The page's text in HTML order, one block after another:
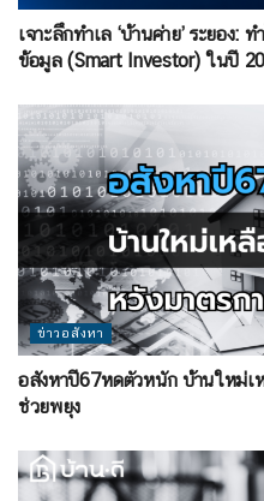
เจาะลึกทำเล ‘บ้านค่าย’ ระยอง:
ข้อมูล (Smart Investor) ในปี
ข่าวอสังหา
อสังหาปี67หดตัวหนัก บ้านใหม่เ
ช่วยพยุง